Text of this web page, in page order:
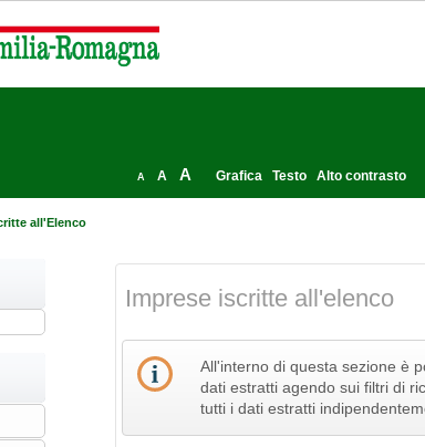
A A A Grafica Testo Alto contrasto
all'Elenco
Imprese iscritte all'elenco
All'interno di questa sezione è
dati estratti agendo sui filtri di
tutti i dati estratti